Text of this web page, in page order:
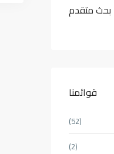
بحث متقدم
قوائمنا
(52)
(2)